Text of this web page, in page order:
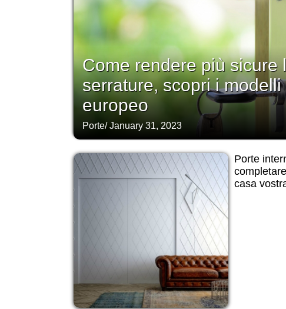
Come rendere più sicure
serrature, scopri i
europeo
Porte/January 31, 2023
Porte
casa